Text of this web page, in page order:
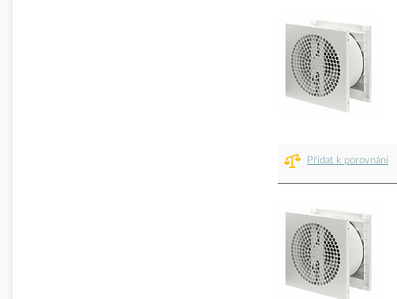
Přidat k porovnání